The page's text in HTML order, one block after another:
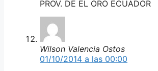
PROV. DE EL ORO ECUADOR
Wilson Valencia Ostos
01/10/2014 a las 00:00